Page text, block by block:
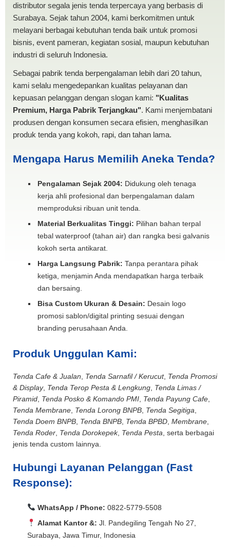
distributor segala jenis tenda terpercaya yang berbasis di
Surabaya. Sejak tahun 2004, kami berkomitmen untuk
melayani berbagai kebutuhan tenda baik untuk promosi
bisnis, event pameran, kegiatan sosial, maupun kebutuhan
industri di seluruh Indonesia.
Sebagai pabrik tenda berpengalaman lebih dari 20 tahun,
kami selalu mengedepankan kualitas pelayanan dan
kepuasan pelanggan dengan slogan kami: "Kualitas
Premium, Harga Pabrik Terjangkau". Kami menjembatani
produsen dengan konsumen secara efisien, menghasilkan
produk tenda yang kokoh, rapi, dan tahan lama.
Mengapa Harus Memilih Aneka Tenda?
Pengalaman Sejak 2004: Didukung oleh tenaga
kerja ahli profesional dan berpengalaman dalam
memproduksi ribuan unit tenda.
Material Berkualitas Tinggi: Pilihan bahan terpal
tebal waterproof (tahan air) dan rangka besi galvanis
kokoh serta antikarat.
Harga Langsung Pabrik: Tanpa perantara pihak
ketiga, menjamin Anda mendapatkan harga terbaik
dan bersaing.
Bisa Custom Ukuran & Desain: Desain logo
promosi sablon/digital printing sesuai dengan
branding perusahaan Anda.
Produk Unggulan Kami:
Tenda Cafe & Jualan Tenda Sarnafil / Kerucut, Tenda Promosi
& Display, Tenda Terop Pesta & Lengkung Tenda Limas /
Piramid Tenda Posko & Komando PMI Tenda Payung Cafe
Tenda Membrane Tenda Lorong BNPB Tenda Segitiga
Tenda Doem BNPB Tenda BNPB Tenda BPBD Membrane
Tenda Roder Tenda Dorokepek, Tenda Pesta , serta berbagai
jenis tenda custom lainnya.
Hubungi Layanan Pelanggan (Fast
Response):
WhatsApp / Phone: 0822-5779-5508
Alamat Kantor &: Jl. Pandegiling Tengah No 27,
Surabaya, Jawa Timur, Indonesia